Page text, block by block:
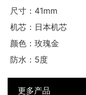
尺寸：41mm
机芯：日本机芯
颜色：玫瑰金
防水：5度
更多产品